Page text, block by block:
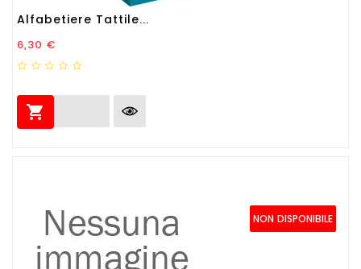
Alfabetiere Tattile...
Prezzo
6,30 €

NON DISPONIBILE